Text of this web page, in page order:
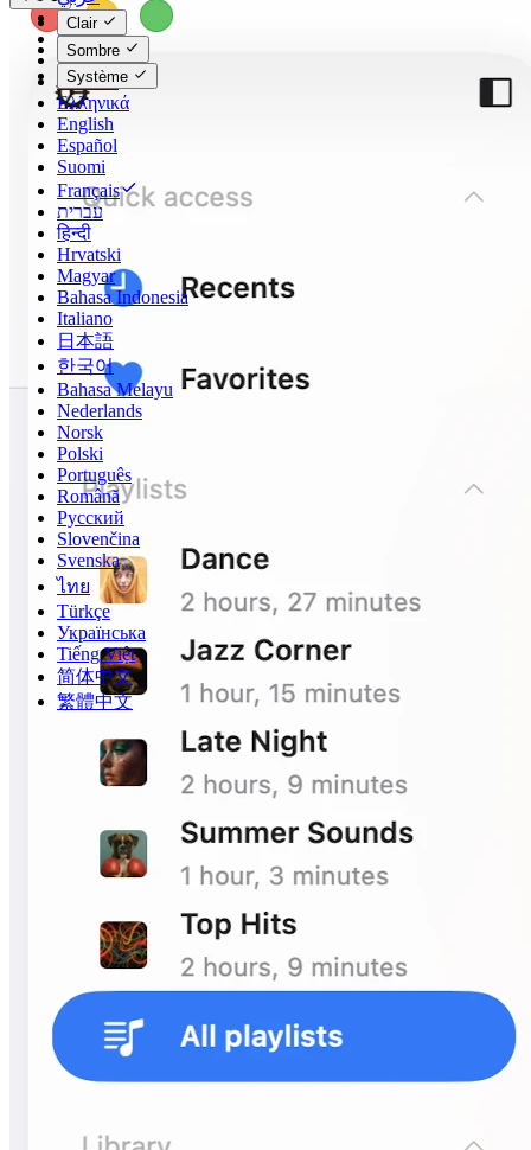
Català
Čeština
Dansk
Deutsch
Ελληνικά
English
Español
Suomi
Français
עברית
हिन्दी
Hrvatski
Magyar
Bahasa Indonesia
Italiano
日本語
한국어
Bahasa Melayu
Nederlands
Norsk
Polski
Português
Română
Русский
Slovenčina
Svenska
ไทย
Türkçe
Українська
Tiếng Việt
简体中文
繁體中文
Clair
Sombre
Système